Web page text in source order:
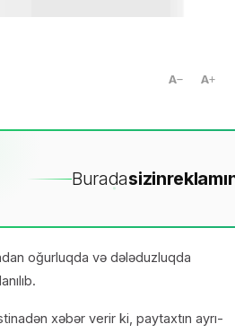
A A
Buradasizin
oğurluqda və dələduzluqda
xəbər verir ki, paytaxtın ayrı-